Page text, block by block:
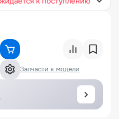
Запчасти к модели